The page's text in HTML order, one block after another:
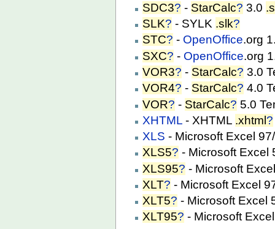
SDC3? - StarCalc? 3.0
SLK? - SYLK .slk?
STC? - OpenOffice.org
SXC? - OpenOffice.org
VOR3? - StarCalc? 3.0
VOR4? - StarCalc? 4.0
VOR? - StarCalc? 5.0
XHTML - XHTML .xhtml?
XLS - Microsoft Excel
XLS5? - Microsoft Excel
XLS95? - Microsoft
XLT? - Microsoft Excel
XLT5? - Microsoft Excel
XLT95? - Microsoft